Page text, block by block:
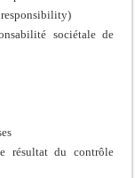
responsibility)
sociétale de
résultat du contrôle